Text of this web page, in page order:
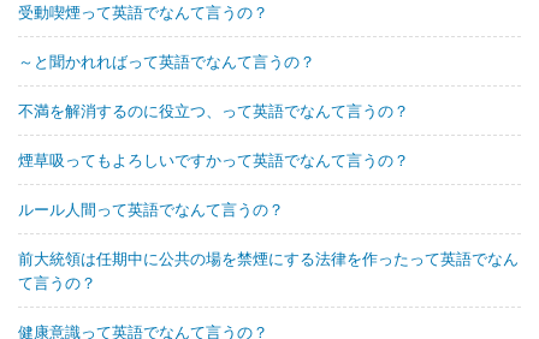
受動喫煙って英語でなんて言うの？
～と聞かれればって英語でなんて言うの？
不満を解消するのに役立つ、って英語でなんて言うの？
煙草吸ってもよろしいですかって英語でなんて言うの？
ルール人間って英語でなんて言うの？
前大統領は任期中に公共の場を禁煙にする法律を作ったって英語でなん
て言うの？
健康意識って英語でなんて言うの？